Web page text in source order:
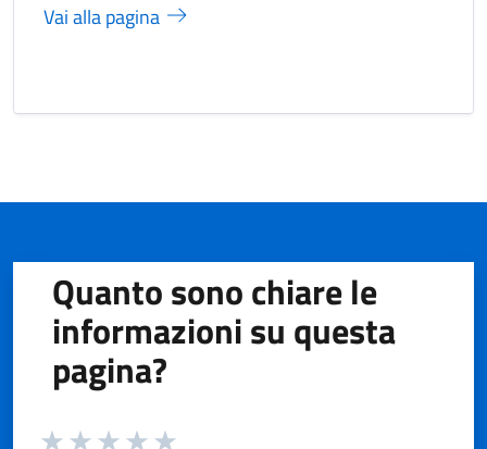
Vai alla pagina
Quanto sono chiare le
informazioni su questa
pagina?
Valuta da 1 a 5 stelle la pagina